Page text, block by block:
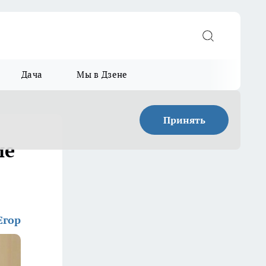
Дача Мы в Дзене
Принять